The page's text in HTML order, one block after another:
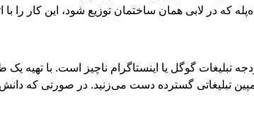
همان ساختمان توزیع شود، این کار را با اثربخشی ۱۰۰٪
گوگل یا اینستاگرام ناچیز است. با تهیه‌ یک
تبلیغاتی گسترده دست می‌زنید. در صورتی که دانش